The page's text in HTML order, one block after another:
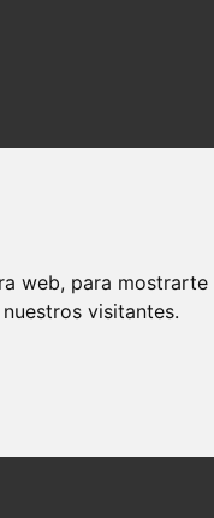
web, para
visitantes.